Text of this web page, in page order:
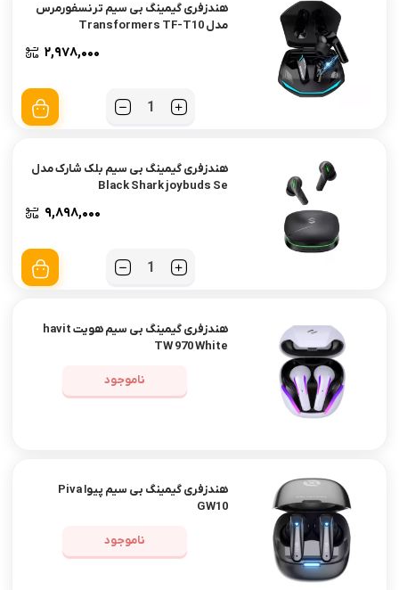
هندزفری گیمینگ بی سیم ترنسفورمرس
مدل Transformers TF-T10
۲,۹۷۸,۰۰۰
هندزفری گیمینگ بی سیم بلک شارک مدل
Black Shark joybuds Se
۹,۸۹۸,۰۰۰
هندزفری گیمینگ بی سیم هویت havit
TW 970 White
ناموجود
هندزفری گیمینگ بی سیم پیوا Piva
GW10
ناموجود